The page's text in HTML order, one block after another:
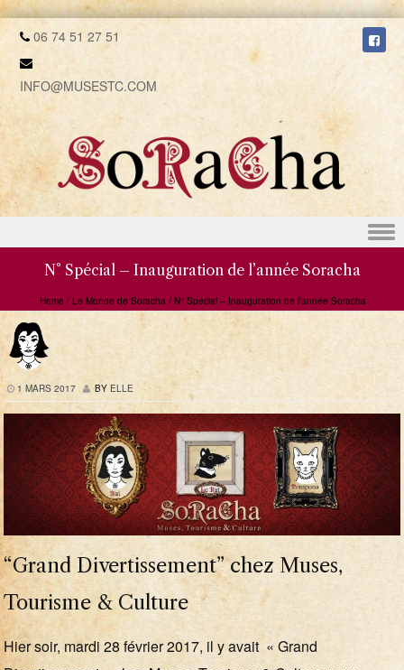
06 74 51 27 51
INFO@MUSESTC.COM
Skip to content
N° Spécial – Inauguration de l’année Soracha
Home / Le Monde de Soracha/ N° Spécial – Inauguration de l’année Soracha
1 MARS 2017 BY ELLE
“Grand Divertissement” chez Muses,
Tourisme & Culture
Hier soir, mardi 28 février 2017, il y avait « Grand